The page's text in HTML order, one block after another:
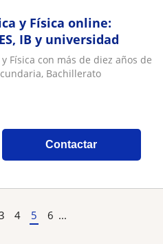
y Física online:
IB y universidad
Física con más de diez años de
Bachillerato
Contactar
4 5 6 ...